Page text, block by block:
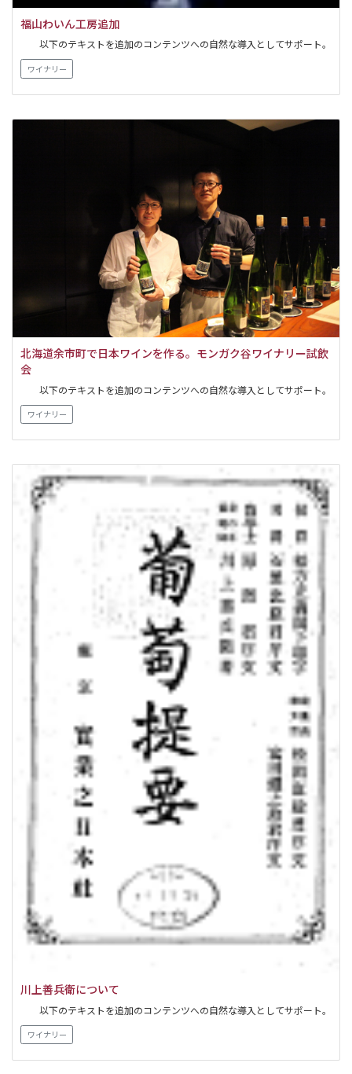
福山わいん工房追加
以下のテキストを追加のコンテンツへの自然な導入としてサポート。
ワイナリー
北海道余市町で日本ワインを作る。モンガク谷ワイナリー試飲
会
以下のテキストを追加のコンテンツへの自然な導入としてサポート。
ワイナリー
川上善兵衛について
以下のテキストを追加のコンテンツへの自然な導入としてサポート。
ワイナリー